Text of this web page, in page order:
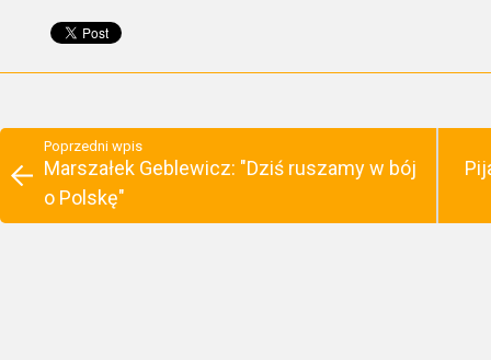
Poprzedni wpis
Marszałek Geblewicz: "Dziś ruszamy w bój
o Polskę"